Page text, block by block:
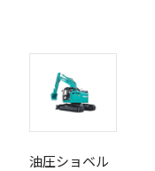
油圧ショベル